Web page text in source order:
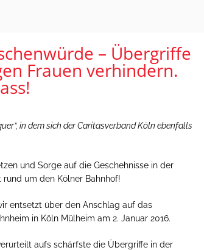
– Übergriffe
Frauen verhindern.
in dem sich der Caritasverband Köln ebenfalls
und Sorge auf die Geschehnisse in der
rund um den Kölner Bahnhof!
entsetzt über den Anschlag auf das
in Köln Mülheim am 2. Januar 2016.
aufs schärfste die Übergriffe in der